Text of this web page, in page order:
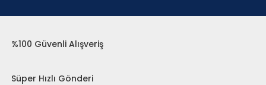
%100 Güvenli Alışveriş
Süper Hızlı Gönderi